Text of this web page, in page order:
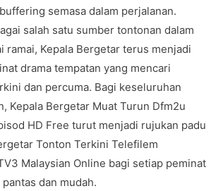
semasa dalam perjalanan.
salah satu sumber tontonan dalam
ramai, Kepala Bergetar terus menjadi
drama tempatan yang mencari
dan percuma. Bagi keseluruhan
Kepala Bergetar Muat Turun Dfm2u
HD Free turut menjadi rujukan padu
Tonton Terkini Telefilem
Malaysian Online bagi setiap peminat
dan mudah.